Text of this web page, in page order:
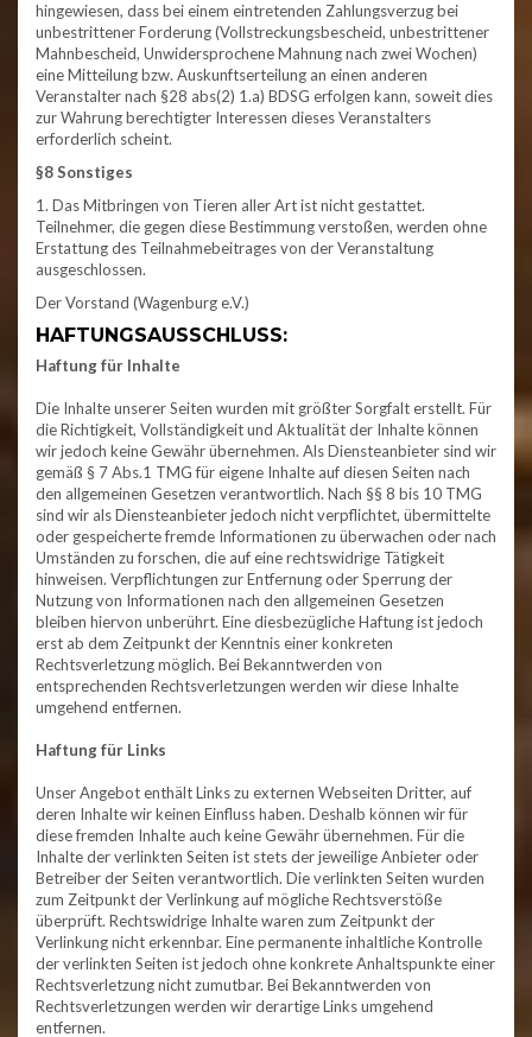
hingewiesen, dass bei einem eintretenden Zahlungsverzug bei
unbestrittener Forderung (Vollstreckungsbescheid, unbestrittener
Mahnbescheid, Unwidersprochene Mahnung nach zwei Wochen)
eine Mitteilung bzw. Auskunftserteilung an einen anderen
Veranstalter nach §28 abs(2) 1.a) BDSG erfolgen kann, soweit dies
zur Wahrung berechtigter Interessen dieses Veranstalters
erforderlich scheint.
§8 Sonstiges
1. Das Mitbringen von Tieren aller Art ist nicht gestattet.
Teilnehmer, die gegen diese Bestimmung verstoßen, werden ohne
Erstattung des Teilnahmebeitrages von der Veranstaltung
ausgeschlossen.
Der Vorstand (Wagenburg e.V.)
HAFTUNGSAUSSCHLUSS:
Haftung für Inhalte
Die Inhalte unserer Seiten wurden mit größter Sorgfalt erstellt. Für
die Richtigkeit, Vollständigkeit und Aktualität der Inhalte können
wir jedoch keine Gewähr übernehmen. Als Diensteanbieter sind wir
gemäß § 7 Abs.1 TMG für eigene Inhalte auf diesen Seiten nach
den allgemeinen Gesetzen verantwortlich. Nach §§ 8 bis 10 TMG
sind wir als Diensteanbieter jedoch nicht verpflichtet, übermittelte
oder gespeicherte fremde Informationen zu überwachen oder nach
Umständen zu forschen, die auf eine rechtswidrige Tätigkeit
hinweisen. Verpflichtungen zur Entfernung oder Sperrung der
Nutzung von Informationen nach den allgemeinen Gesetzen
bleiben hiervon unberührt. Eine diesbezügliche Haftung ist jedoch
erst ab dem Zeitpunkt der Kenntnis einer konkreten
Rechtsverletzung möglich. Bei Bekanntwerden von
entsprechenden Rechtsverletzungen werden wir diese Inhalte
umgehend entfernen.
Haftung für Links
Unser Angebot enthält Links zu externen Webseiten Dritter, auf
deren Inhalte wir keinen Einfluss haben. Deshalb können wir für
diese fremden Inhalte auch keine Gewähr übernehmen. Für die
Inhalte der verlinkten Seiten ist stets der jeweilige Anbieter oder
Betreiber der Seiten verantwortlich. Die verlinkten Seiten wurden
zum Zeitpunkt der Verlinkung auf mögliche Rechtsverstöße
überprüft. Rechtswidrige Inhalte waren zum Zeitpunkt der
Verlinkung nicht erkennbar. Eine permanente inhaltliche Kontrolle
der verlinkten Seiten ist jedoch ohne konkrete Anhaltspunkte einer
Rechtsverletzung nicht zumutbar. Bei Bekanntwerden von
Rechtsverletzungen werden wir derartige Links umgehend
entfernen.